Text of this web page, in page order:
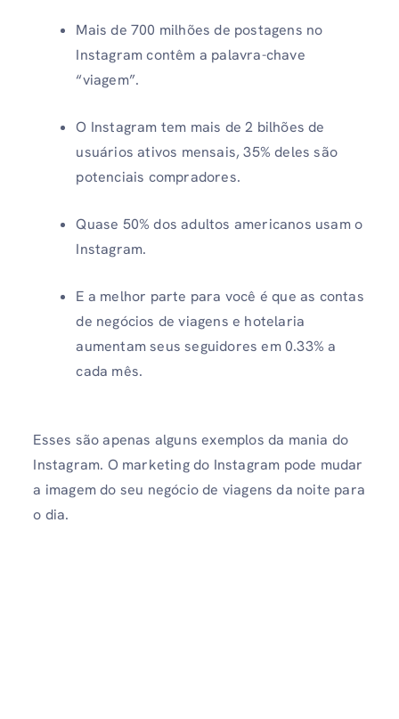
Mais de 700 milhões de postagens no
Instagram contêm a palavra-chave
“viagem”.
O Instagram tem mais de 2 bilhões de
usuários ativos mensais, 35% deles são
potenciais compradores.
Quase 50% dos adultos americanos usam o
Instagram.
E a melhor parte para você é que as contas
de negócios de viagens e hotelaria
aumentam seus seguidores em 0.33% a
cada mês.
Esses são apenas alguns exemplos da mania do
Instagram. O marketing do Instagram pode mudar
a imagem do seu negócio de viagens da noite para
o dia.